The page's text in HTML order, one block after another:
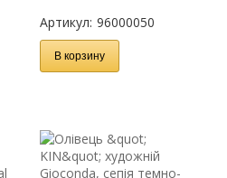
Артикул: 96000050
В корзину